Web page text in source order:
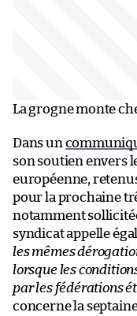
La grogne monte
Dans un
son soutien envers
européenne,
pour la prochaine
notamment
syndicat appelle
les mêmes
lorsque les
par les fédérations
concerne la